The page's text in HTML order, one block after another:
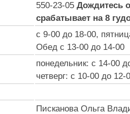
550-23-05 Дождитесь
срабатывает на 8
c 9-00 до 18-00,
Обед с 13-00 до 14-00
понедельник: с 14-00
четверг: с 10-00 до 12-
Писканова Ольга